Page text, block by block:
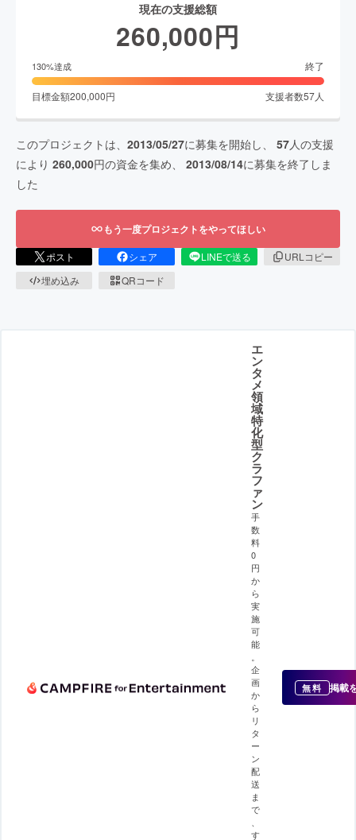
現在の支援総額
260,000円
130%達成 終了
目標金額200,000円 支援者数57人
このプロジェクトは、 2013/05/27に募集を開始し、 57人の支援
により 260,000円の資金を集め、 2013/08/14に募集を終了しま
した
もう一度プロジェクトをやってほしい
ポスト シェア LINEで送る
URLコピー
埋め込み
QRコード
エ
ン
タ
メ
領
域
特
化
型
ク
ラ
フ
ァ
ン
手
数
料
0
円
か
ら
実
施
可
能
。
企
画
か
ら
リ
タ
ー
ン
配
送
ま
で
、
す
無料 掲載